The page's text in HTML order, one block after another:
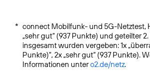
* connect Mobilfunk- und 5G-Netztest,
„sehr gut“ (937 Punkte) und geteilter
insgesamt wurden vergeben: 1x
Punkte)“, 2x „sehr gut“ (937 Punkte).
Informationen untero2.de/netz.